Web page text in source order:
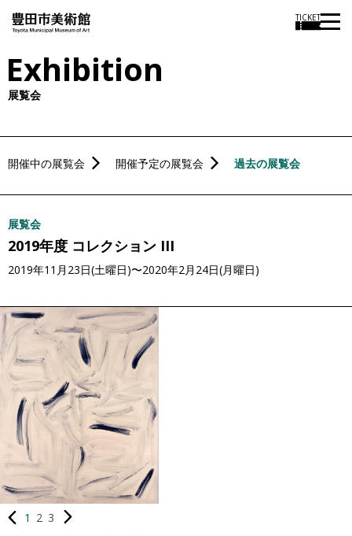
TICKET
本
文
に
ス
キ
プ
Exhibition
展覧会
開催中の展覧会 開催予定の展覧会 過去の展覧会
展覧会
2019年度 コレクション III
2019年11月23日(土曜日)〜2020年2月24日(月曜日)
1 2 3